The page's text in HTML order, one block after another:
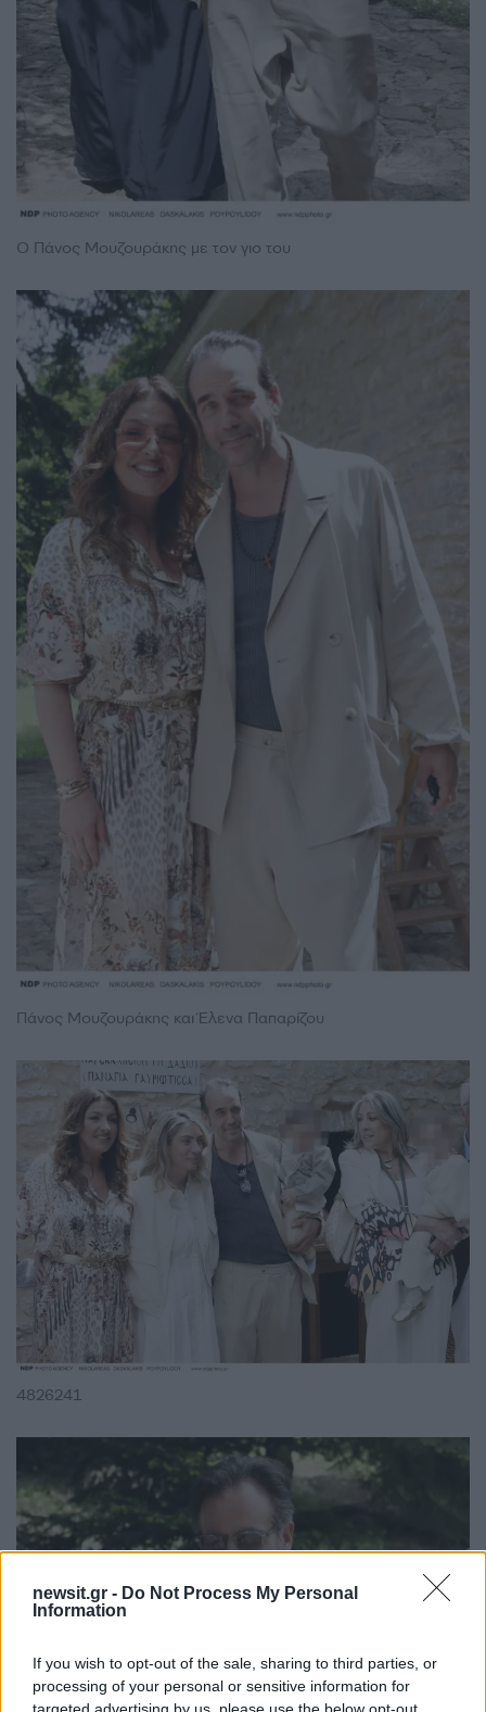
newsit.gr - Do Not Process My Personal
Information
If you wish to opt-out of the sale, sharing to third parties, or
processing of your personal or sensitive information for
Ο Πάνος Μουζουράκης με τον γιο του
Πάνος Μουζουράκης και Έλενα Παπαρίζου
4826241